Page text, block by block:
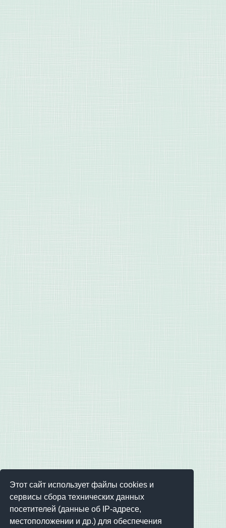
Этот сайт использует файлы cookies и
сервисы сбора технических данных
посетителей (данные об IP-адресе,
местоположении и др.) для обеспечения